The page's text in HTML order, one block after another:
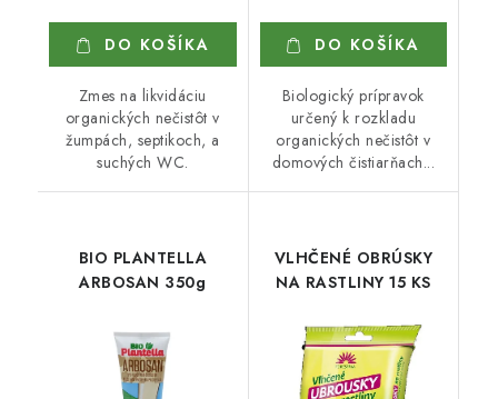
DO KOŠÍKA
Zmes na likvidáciu
organických nečistôt v
žumpách, septikoch, a
suchých WC.
DO KOŠÍKA
Biologický prípravok
určený k rozkladu
organických nečistôt v
domových čistiarňach...
BIO PLANTELLA
ARBOSAN 350g
VLHČENÉ OBRÚSKY
NA RASTLINY 15 KS